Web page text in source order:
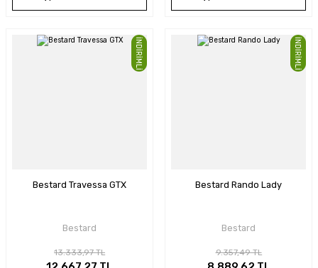
İNDİRİMLİ
Bestard Travessa GTX
Bestard
13.333,97 TL
İNDİRİMLİ
Bestard Rando Lady
Bestard
9.357,49 TL